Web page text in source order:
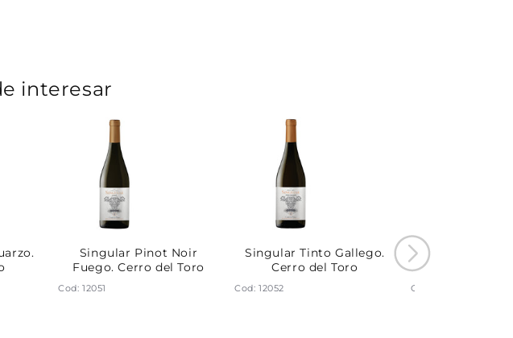
interesar
Singular Pinot Noir
Fuego. Cerro del Toro
Cod: 12051
Singular Tinto Gallego.
Cerro del Toro
Cod: 12052
Singular.
Cod: 11108